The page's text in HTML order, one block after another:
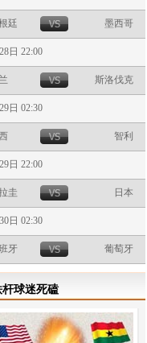
廷 墨西哥
日 22:00
斯洛伐克
日 02:30
智利
日 22:00
圭 日本
日 02:30
牙 葡萄牙
杆球迷死磕